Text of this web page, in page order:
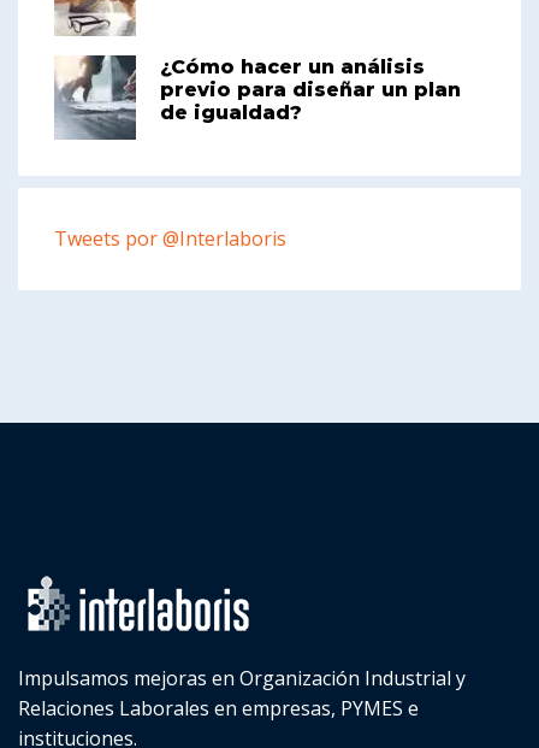
¿Cómo hacer un análisis
previo para diseñar un plan
de igualdad?
Tweets por @Interlaboris
Impulsamos mejoras en Organización Industrial y
Relaciones Laborales en empresas, PYMES e
instituciones.